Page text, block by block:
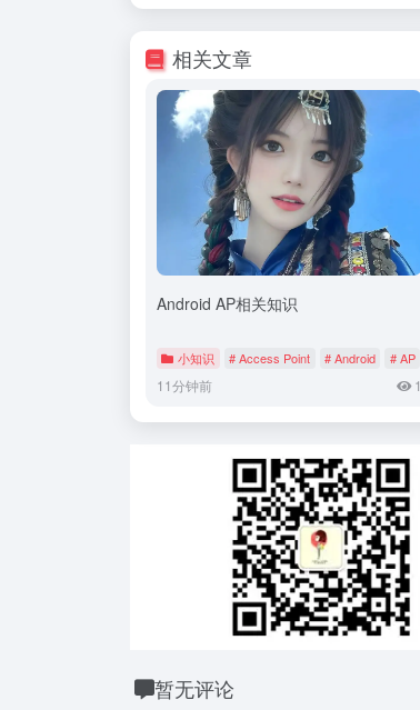
相关文章
Android AP相关知识
小知识 # Access Point # Android # AP
11分钟前 1
暂无评论